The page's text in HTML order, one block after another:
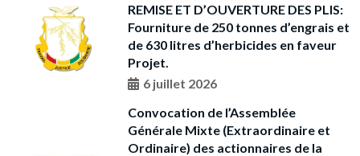
REMISE ET D’OUVERTURE DES PLIS:
Fourniture de 250 tonnes d’engrais et
de 630 litres d’herbicides en faveur
Projet.
6 juillet 2026
Convocation de l’Assemblée
Générale Mixte (Extraordinaire et
Ordinaire) des actionnaires de la